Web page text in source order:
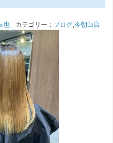
也カテゴリー： ブログ,今朝白店